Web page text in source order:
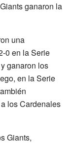
ganaron la
una
0 en la Serie
ganaron los
en la Serie
los Cardenales
Giants,